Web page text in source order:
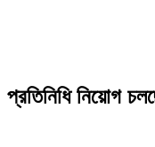
প্রতিনিধি নিয়োগ